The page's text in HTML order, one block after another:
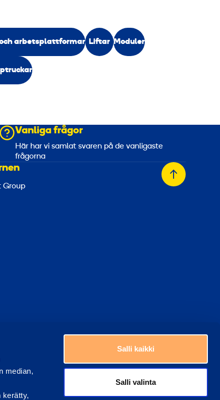
median,
kerätty,
Salli kaikki
Salli valinta
arbetsplattformar Liftar Moduler
Vanliga frågor
Här har vi samlat svaren på de vanligaste
frågorna
Group
Tillbaka